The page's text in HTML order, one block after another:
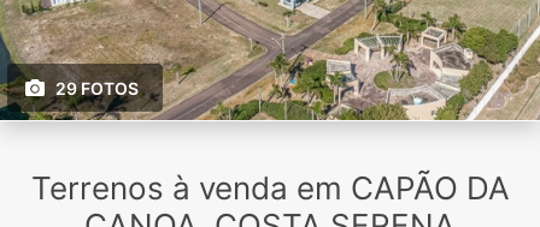
29 FOTOS
Terrenos à venda em CAPÃO DA